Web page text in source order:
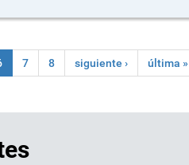
7 8 siguiente › última »